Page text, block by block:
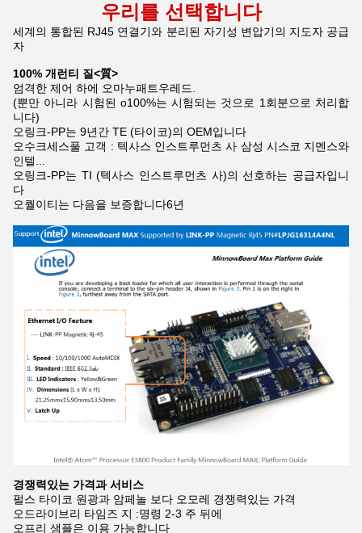
우리를 선택합니다
세계의 통합된 RJ45 연결기와 분리된 자기성 변압기의 지도자 공급
자
100% 개런티 질<質>
엄격한 제어 하에 오마누패트우레드.
(뿐만 아니라 시험된 o100%는 시험되는 것으로 1회분으로 처리합
니다)
오링크-PP는 9년간 TE (타이코)의 OEM입니다
오수크세스풀 고객 : 텍사스 인스트루먼츠 사 삼성 시스코 지멘스와
인텔...
오링크-PP는 TI (텍사스 인스트루먼츠 사)의 선호하는 공급자입니
다
오퀄이티는 다음을 보증합니다6년
경쟁력있는 가격과 서비스
펄스 타이코 원광과 암페놀 보다 오모레 경쟁력있는 가격
오드라이브리 타임즈 지 :명령 2-3 주 뒤에
오프리 샘플은 이용 가능합니다